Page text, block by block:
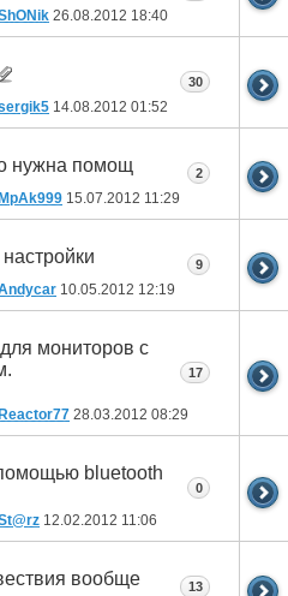
26.08.2012 18:40
14.08.2012 01:52
30
нужна помощ
15.07.2012 11:29
2
10.05.2012 12:19
9
мониторов с
Reactor77 28.03.2012 08:29
17
bluetooth
12.02.2012 11:06
0
вообще 13